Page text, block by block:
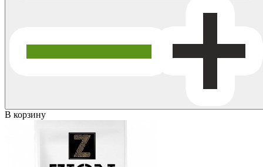
В корзину